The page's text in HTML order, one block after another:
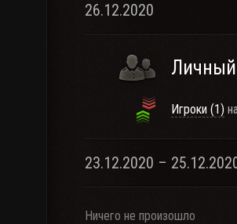
26.12.2020
Личный
Игроки (1)
23.12.2020 –
Ничего не произошло